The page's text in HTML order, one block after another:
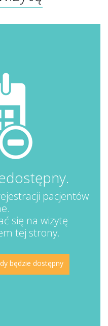
pacjentów
się na wizytę
tej strony.
będzie dostępny